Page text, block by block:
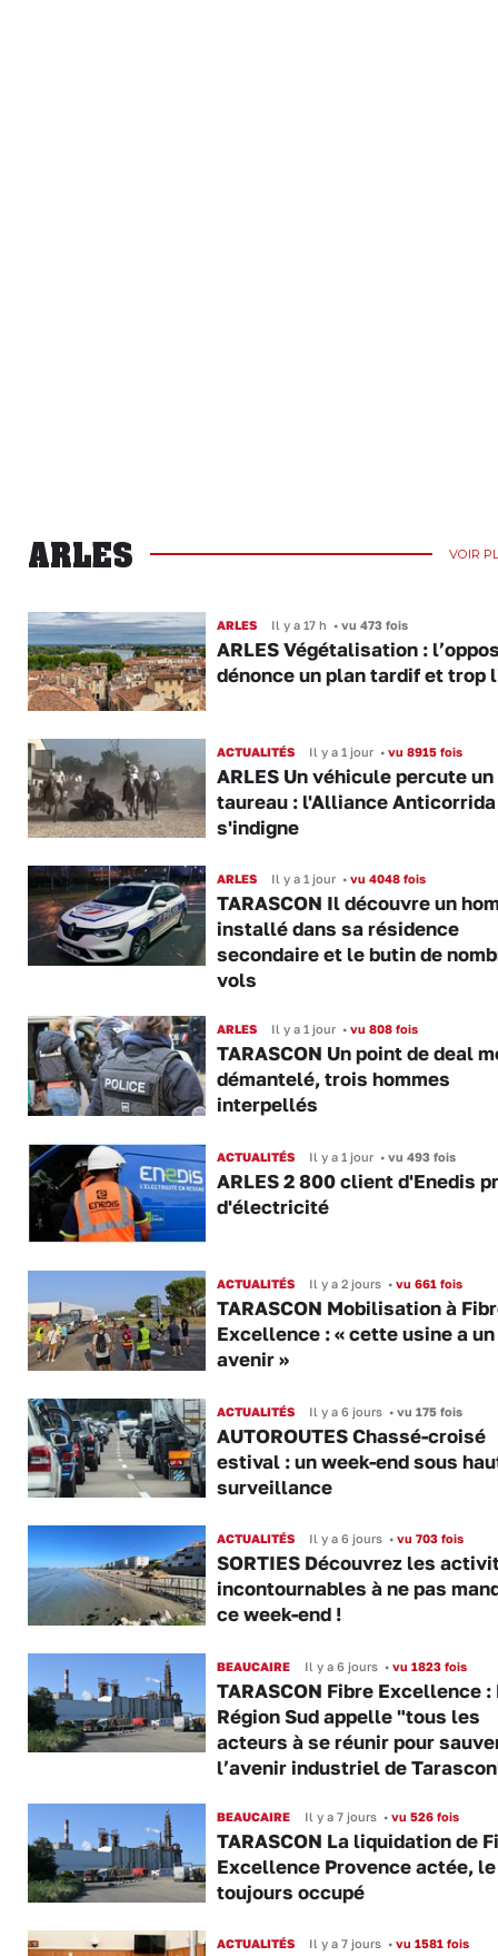
ARLES VOIR
ARLES Il y a 17 h •vu 473 fois
ARLES Végétalisation :
dénonce un plan tardif et trop
ACTUALITÉS Il y a 1 jour •vu 8915 fois
ARLES Un véhicule percute un
taureau : l'Alliance Anticorrida
s'indigne
ARLES Il y a 1 jour •vu 4048 fois
TARASCON Il découvre un
installé dans sa résidence
secondaire et le butin de
vols
ARLES Il y a 1 jour •vu 808 fois
TARASCON Un point de deal
démantelé, trois hommes
interpellés
ACTUALITÉS Il y a 1 jour •vu 493 fois
ARLES 2 800 client d'Enedis
d'électricité
ACTUALITÉS Il y a 2 jours •vu 661 fois
TARASCON Mobilisation à
Excellence : « cette usine a un
avenir »
ACTUALITÉS Il y a 6 jours •vu 175 fois
AUTOROUTES Chassé-croisé
estival : un week-end sous
surveillance
ACTUALITÉS Il y a 6 jours •vu 703 fois
SORTIES Découvrez les
incontournables à ne pas
ce week-end !
BEAUCAIRE Il y a 6 jours •vu 1823 fois
TARASCON Fibre Excellence :
Région Sud appelle "tous les
acteurs à se réunir pour
l’avenir industriel de
BEAUCAIRE Il y a 7 jours •vu 526 fois
TARASCON La liquidation de
Excellence Provence actée,
toujours occupé
ACTUALITÉS Il y a 7 jours •vu 1581 fois